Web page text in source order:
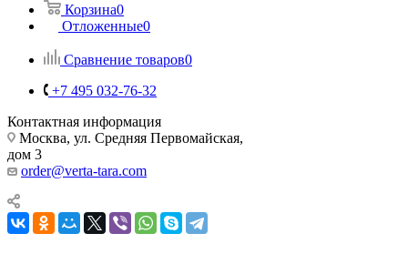
Корзина0
Отложенные0
Сравнение товаров0
+7 495 032-76-32
Контактная информация
Москва, ул. Средняя Первомайская,
дом 3
order@verta-tara.com